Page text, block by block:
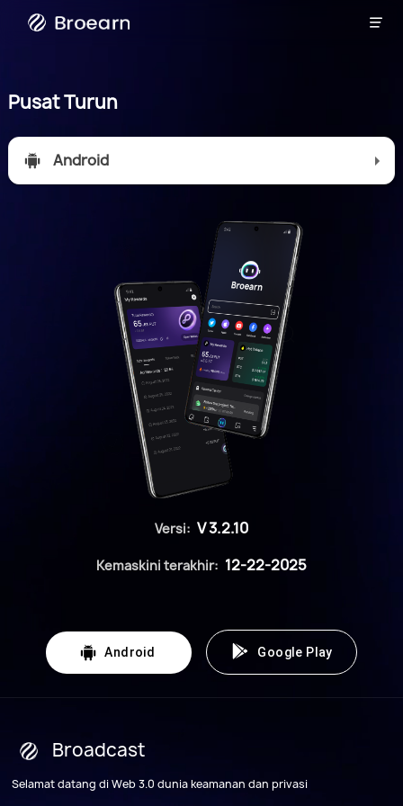

Pusat Turun
Android
Versi: V 3.2.10
Kemaskini terakhir: 12-22-2025
Android  Google Play
Broadcast
Selamat datang di Web 3.0 dunia keamanan dan privasi